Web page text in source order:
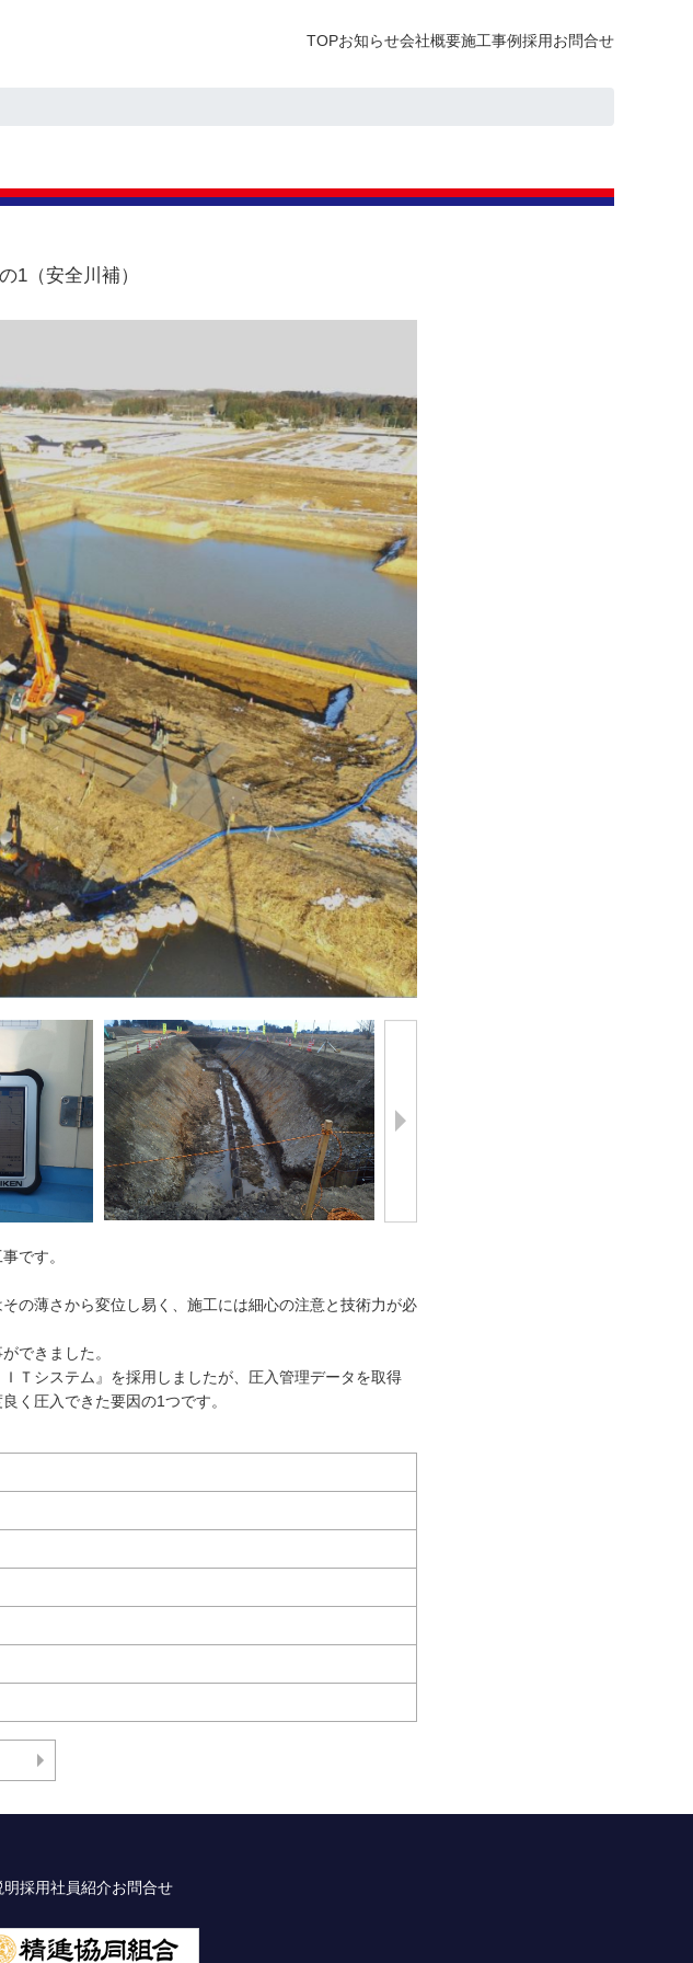
TOPお知らせ会社概要施工事例採用お問合せ
（安全川補）
です。
の薄さから変位し易く、施工には細心の注意と技術力が必
できました。
Ｔシステム』を採用しましたが、圧入管理データを取得
く圧入できた要因の1つです。
採用社員紹介お問合せ